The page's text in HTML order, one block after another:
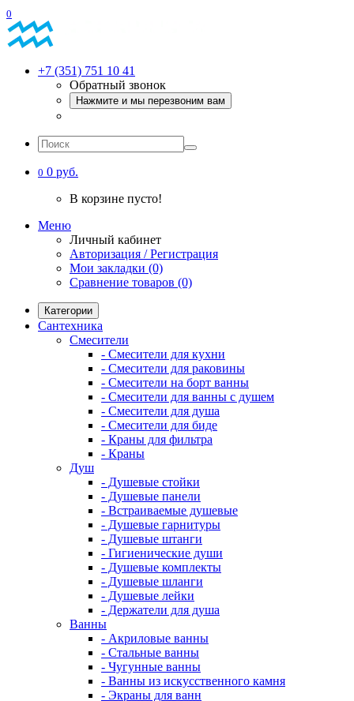
0
+7 (351) 751 10 41
Обратный звонок
Нажмите и мы перезвоним вам
0 0 руб.
В корзине пусто!
Меню
Личный кабинет
Авторизация / Регистрация
Мои закладки (0)
Сравнение товаров (0)
Категории
Сантехника
Смесители
- Смесители для кухни
- Смесители для раковины
- Смесители на борт ванны
- Смесители для ванны с душем
- Смесители для душа
- Смесители для биде
- Краны для фильтра
- Краны
Душ
- Душевые стойки
- Душевые панели
- Встраиваемые душевые
- Душевые гарнитуры
- Душевые штанги
- Гигиенические души
- Душевые комплекты
- Душевые шланги
- Душевые лейки
- Держатели для душа
Ванны
- Акриловые ванны
- Стальные ванны
- Чугунные ванны
- Ванны из искусственного камня
- Экраны для ванн